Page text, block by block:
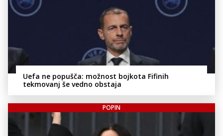
Uefa ne popušča: možnost bojkota Fifinih
tekmovanj še vedno obstaja
POPIN